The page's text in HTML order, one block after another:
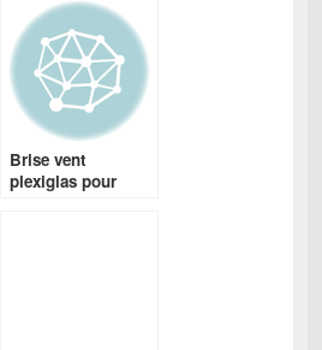
Brise vent
plexiglas pour